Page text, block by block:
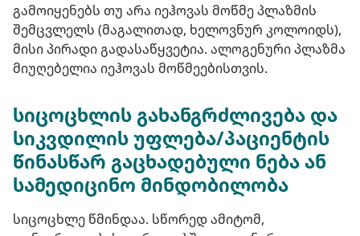
გამოიყენებს თუ არა იეჰოვას მოწმე პლაზმის
შემცვლელს (მაგალითად, ხელოვნურ კოლოიდს),
მისი პირადი გადასაწყვეტია. ალოგენური პლაზმა
მიუღებელია იეჰოვას მოწმეებისთვის.
სიცოცხლის გახანგრძლივება და
სიკვდილის უფლება/პაციენტის
წინასწარ გაცხადებული ნება ან
სამედიცინო მინდობილობა
სიცოცხლე წმინდაა. სწორედ ამიტომ,